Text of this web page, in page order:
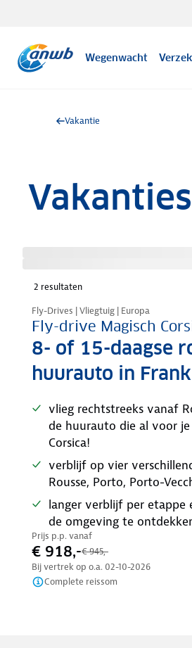
Wegenwacht
Vakantie
2 resultaten
Nazomer korting
Fly-Drives | Vliegtuig | Europa
Fly-drive Magisch
8- of 15-daagse
huurauto in
vlieg rechtstreeks vanaf
de huurauto die al voor
Corsica!
verblijf op vier
Rousse, Porto, Porto-
langer verblijf per etappe
de omgeving te
Prijs p.p. vanaf
€ 918,-€ 945,-
Bij vertrek op o.a. 02-10-2026
Complete reissom